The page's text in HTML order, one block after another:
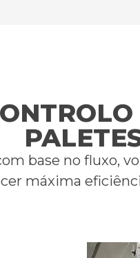
base no fluxo,
máxima